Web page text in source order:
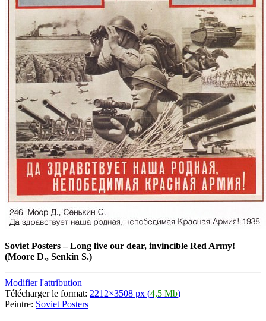
Soviet Posters–Long live our dear, invincible Red Army!
(Moore D., Senkin S.)
Modifier l'attribution
Télécharger le format: 2212×3508 px (4,5 Mb)
Peintre: Soviet Posters